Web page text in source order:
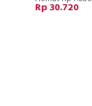
Rp 30.720